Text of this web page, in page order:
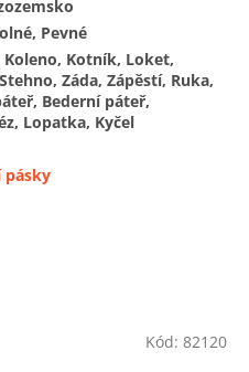
Kód: 82120
Pevné
Koleno, Kotník, Loket,
Záda, Zápěstí, Ruka,
Bederní páteř,
Lopatka, Kyčel
pásky